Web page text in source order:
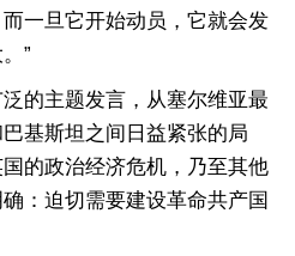
一旦它开始动员，它就会发
”
主题发言，从塞尔维亚最
基斯坦之间日益紧张的局
的政治经济危机，乃至其他
：迫切需要建设革命共产国